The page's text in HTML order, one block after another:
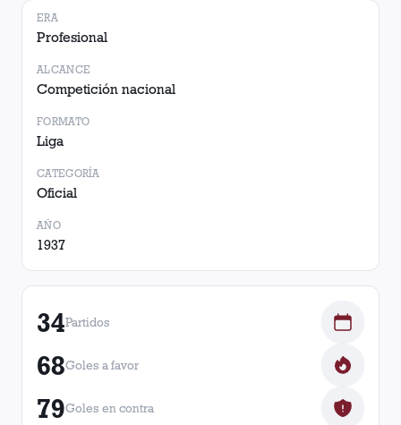
ERA
Profesional
ALCANCE
Competición nacional
FORMATO
Liga
CATEGORÍA
Oficial
AÑO
1937
34Partidos
68Goles a favor
79Goles en contra